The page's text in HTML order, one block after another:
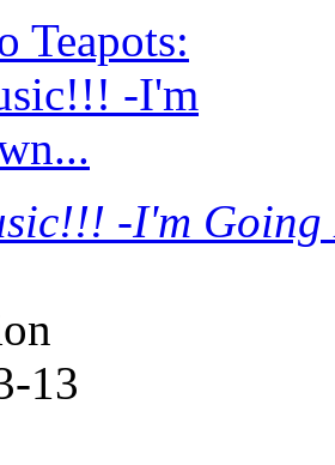
-I'm Going
13